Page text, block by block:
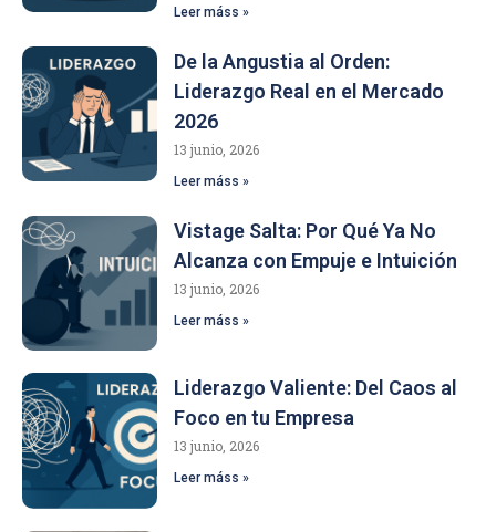
Leer máss »
De la Angustia al Orden:
Liderazgo Real en el Mercado
2026
13 junio, 2026
Leer máss »
Vistage Salta: Por Qué Ya No
Alcanza con Empuje e Intuición
13 junio, 2026
Leer máss »
Liderazgo Valiente: Del Caos al
Foco en tu Empresa
13 junio, 2026
Leer máss »